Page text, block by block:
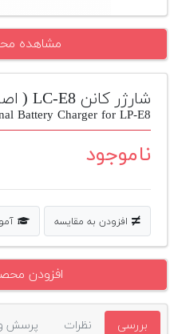
پلاس
افزودن
محصول
دست
دوم
دوربین
بله
مشاهده
شارژر کانن LC-E8 ( اصل )
Battery Charger for LP-E8
ناموجود
افزودن به مقایسه
افزودن
بررسی نظرات پرسش